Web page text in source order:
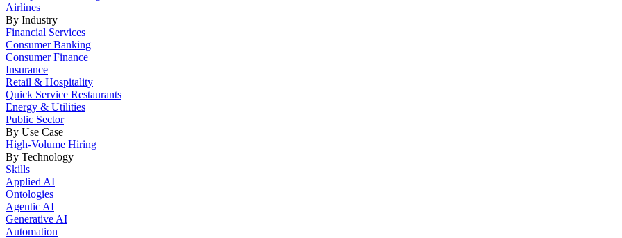
Airlines
By Industry
Financial Services
Consumer Banking
Consumer Finance
Insurance
Retail & Hospitality
Quick Service Restaurants
Energy & Utilities
Public Sector
By Use Case
High-Volume Hiring
By Technology
Skills
Applied AI
Ontologies
Agentic AI
Generative AI
Automation